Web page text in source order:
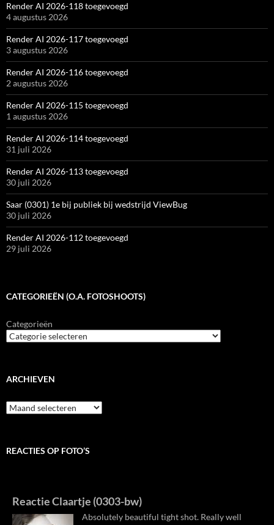
Render AI 2026-118 toegevoegd
4 augustus 2026
Render AI 2026-117 toegevoegd
3 augustus 2026
Render AI 2026-116 toegevoegd
2 augustus 2026
Render AI 2026-115 toegevoegd
1 augustus 2026
Render AI 2026-114 toegevoegd
31 juli 2026
Render AI 2026-113 toegevoegd
30 juli 2026
Saar (0301) 1e bij publiek bij wedstrijd ViewBug
30 juli 2026
Render AI 2026-112 toegevoegd
29 juli 2026
CATEGORIEËN (O.A. FOTOSHOOTS)
Categorieën
ARCHIEVEN
Archieven
REACTIES OP FOTO’S
Reactie Claartje (0303-bw)
Absolutely beautiful tight shot. Really well